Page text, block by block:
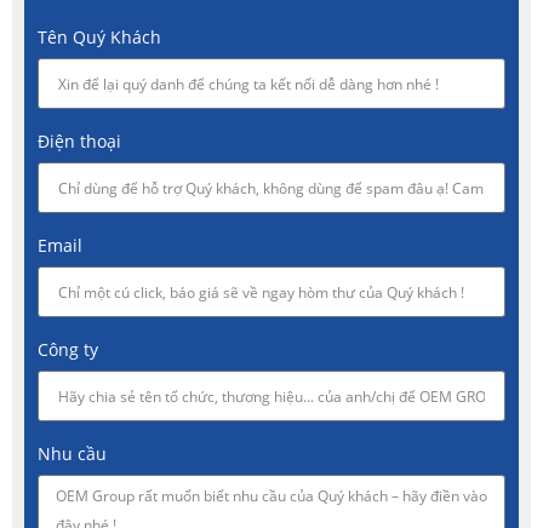
Tên Quý Khách
Điện thoại
Email
Công ty
Nhu cầu